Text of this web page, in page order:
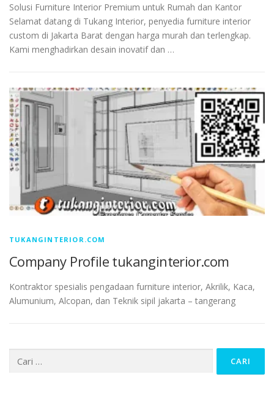
Solusi Furniture Interior Premium untuk Rumah dan Kantor
Selamat datang di Tukang Interior, penyedia furniture interior
custom di Jakarta Barat dengan harga murah dan terlengkap.
Kami menghadirkan desain inovatif dan …
TUKANGINTERIOR.COM
Company Profile tukanginterior.com
Kontraktor spesialis pengadaan furniture interior, Akrilik, Kaca,
Alumunium, Alcopan, dan Teknik sipil jakarta – tangerang